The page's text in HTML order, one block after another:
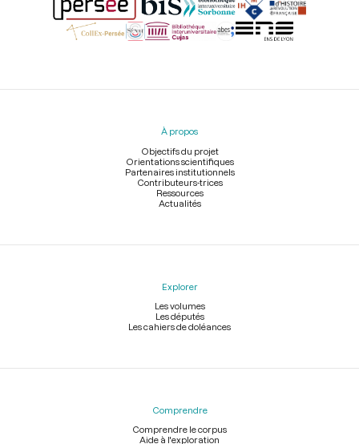
Menu
À propos
Objectifs du projet
Orientations scientifiques
Partenaires institutionnels
Contributeurs-trices
Ressources
Actualités
Explorer
Les volumes
Les députés
Les cahiers de doléances
Comprendre
Comprendre le corpus
Aide à l'exploration